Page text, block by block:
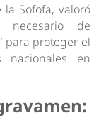
la Sofofa, valoró
de
para proteger el
nacionales en